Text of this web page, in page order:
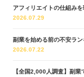
アフィリエイトの仕組み
2026.07.29
副業を始める前の不安ラ
2026.07.22
【全国2,000人調査】副